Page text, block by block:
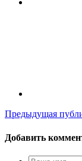
Предыдущая
Добавить